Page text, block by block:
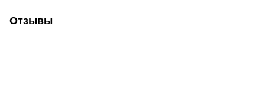
Отзывы